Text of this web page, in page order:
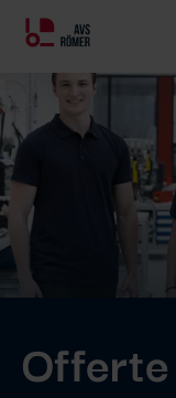
Prodotti
Applicazioni
Soluzioni
Downloads
Carriera